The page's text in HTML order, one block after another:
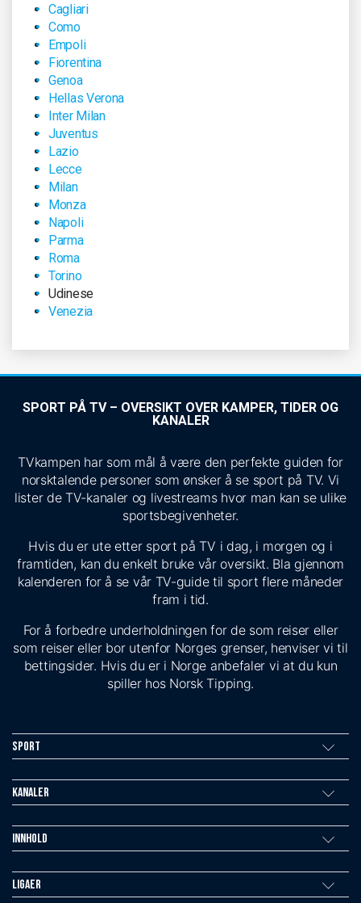
Cagliari
Como
Empoli
Fiorentina
Genoa
Hellas Verona
Inter Milan
Juventus
Lazio
Lecce
Milan
Monza
Napoli
Parma
Roma
Torino
Udinese
Venezia
SPORT PÅ TV – OVERSIKT OVER KAMPER, TIDER OG
KANALER
TVkampen har som mål å være den perfekte guiden for
norsktalende personer som ønsker å se sport på TV. Vi
lister de TV-kanaler og livestreams hvor man kan se ulike
sportsbegivenheter.
Hvis du er ute etter sport på TV i dag, i morgen og i
framtiden, kan du enkelt bruke vår oversikt. Bla gjennom
kalenderen for å se vår TV-guide til sport flere måneder
fram i tid.
For å forbedre underholdningen for de som reiser eller
som reiser eller bor utenfor Norges grenser, henviser vi til
bettingsider. Hvis du er i Norge anbefaler vi at du kun
spiller hos Norsk Tipping.
Sport
Kanaler
Innhold
Ligaer